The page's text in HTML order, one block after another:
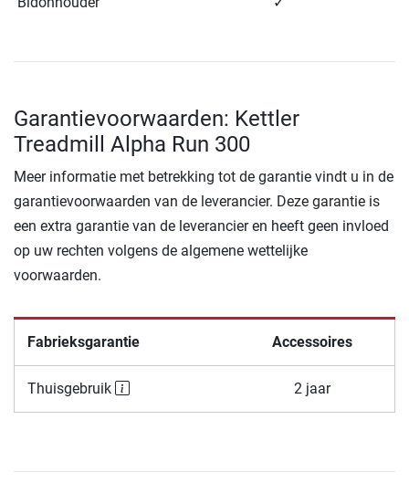
Garantievoorwaarden: Kettler
Treadmill Alpha Run 300
Meer informatie met betrekking tot de garantie vindt u in de
garantievoorwaarden van de leverancier. Deze garantie is
een extra garantie van de leverancier en heeft geen invloed
op uw rechten volgens de algemene wettelijke
voorwaarden.
Fabrieksgarantie Accessoires
Thuisgebruik 2 jaar